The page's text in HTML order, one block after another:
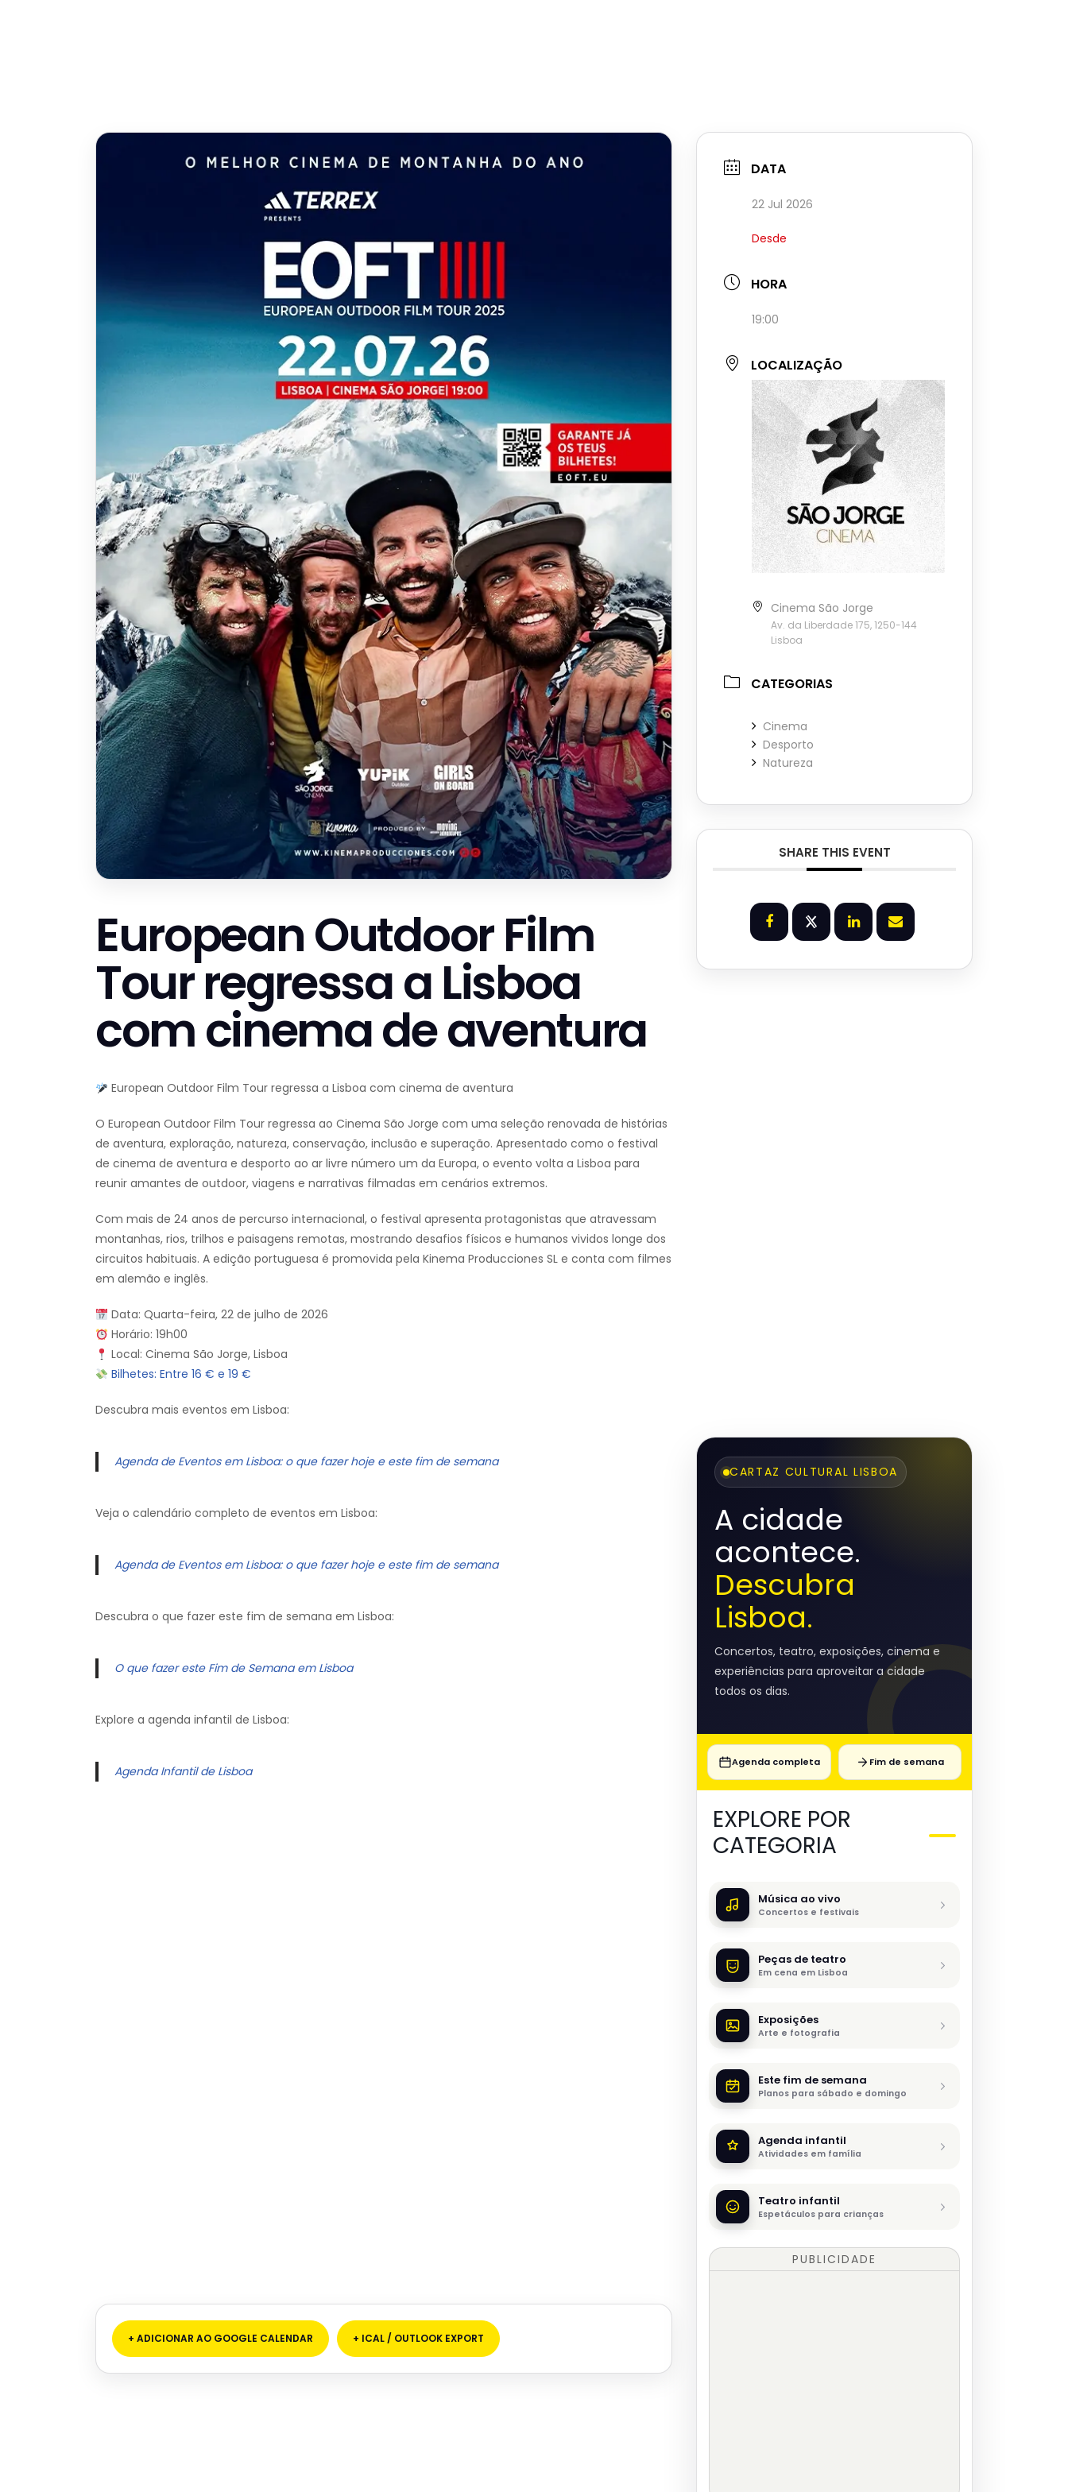
European Outdoor Film
Tour regressa a Lisboa
com cinema de aventura
European Outdoor Film Tour regressa a Lisboa com cinema de aventura
O European Outdoor Film Tour regressa ao Cinema São Jorge com uma seleção renovada de histórias
de aventura, exploração, natureza, conservação, inclusão e superação. Apresentado como o festival
de cinema de aventura e desporto ao ar livre número um da Europa, o evento volta a Lisboa para
reunir amantes de outdoor, viagens e narrativas filmadas em cenários extremos.
Com mais de 24 anos de percurso internacional, o festival apresenta protagonistas que atravessam
montanhas, rios, trilhos e paisagens remotas, mostrando desafios físicos e humanos vividos longe dos
circuitos habituais. A edição portuguesa é promovida pela Kinema Producciones SL e conta com filmes
em alemão e inglês.
Data: Quarta-feira, 22 de julho de 2026
Horário: 19h00
Local: Cinema São Jorge, Lisboa
Bilhetes: Entre 16 € e 19 €
Descubra mais eventos em Lisboa:
Agenda de Eventos em Lisboa: o que fazer hoje e este fim de semana
Veja o calendário completo de eventos em Lisboa:
Agenda de Eventos em Lisboa: o que fazer hoje e este fim de semana
Descubra o que fazer este fim de semana em Lisboa:
O que fazer este Fim de Semana em Lisboa
Explore a agenda infantil de Lisboa:
Agenda Infantil de Lisboa
+ ADICIONAR AO GOOGLE CALENDAR + ICAL / OUTLOOK EXPORT
DATA
22 Jul 2026
Desde
HORA
19:00
LOCALIZAÇÃO
Cinema São Jorge
Av. da Liberdade 175, 1250-144
Lisboa
CATEGORIAS
Cinema
Desporto
Natureza
SHARE THIS EVENT
CARTAZ CULTURAL LISBOA
A cidade
acontece.
Descubra
Lisboa.
Concertos, teatro, exposições, cinema e
experiências para aproveitar a cidade
todos os dias.
Agenda completa Fim de semana
EXPLORE POR
CATEGORIA
Música ao vivo
Concertos e festivais
Peças de teatro
Em cena em Lisboa
Exposições
Arte e fotografia
Este fim de semana
Planos para sábado e domingo
Agenda infantil
Atividades em família
Teatro infantil
Espetáculos para crianças
PUBLICIDADE